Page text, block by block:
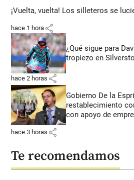
¡Vuelta, vuelta! Los silleteros se
hace 1 hora share
¿Qué sigue para
tropiezo en
hace 2 horas share
Gobierno De la
restablecimiento
con apoyo de
hace 3 horas share
Te recomendamos